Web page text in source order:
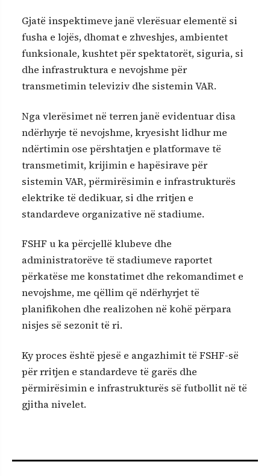
Gjatë inspektimeve janë vlerësuar elementë si
fusha e lojës, dhomat e zhveshjes, ambientet
funksionale, kushtet për spektatorët, siguria, si
dhe infrastruktura e nevojshme për
transmetimin televiziv dhe sistemin VAR.
Nga vlerësimet në terren janë evidentuar disa
ndërhyrje të nevojshme, kryesisht lidhur me
ndërtimin ose përshtatjen e platformave të
transmetimit, krijimin e hapësirave për
sistemin VAR, përmirësimin e infrastrukturës
elektrike të dedikuar, si dhe rritjen e
standardeve organizative në stadiume.
FSHF u ka përcjellë klubeve dhe
administratorëve të stadiumeve raportet
përkatëse me konstatimet dhe rekomandimet e
nevojshme, me qëllim që ndërhyrjet të
planifikohen dhe realizohen në kohë përpara
nisjes së sezonit të ri.
Ky proces është pjesë e angazhimit të FSHF-së
për rritjen e standardeve të garës dhe
përmirësimin e infrastrukturës së futbollit në të
gjitha nivelet.